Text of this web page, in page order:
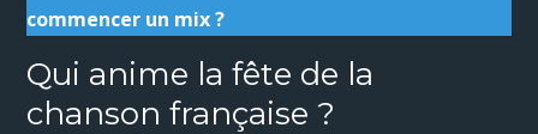
commencer un mix ?
Qui anime la fête de la
chanson française ?